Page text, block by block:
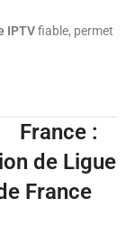
IPTVfiable, permet
France :
de Ligue
France